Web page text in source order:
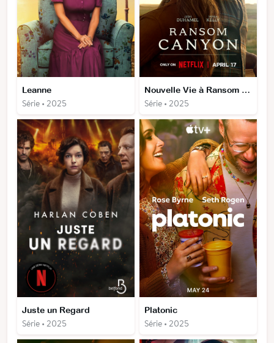
Leanne
Série • 2025
Nouvelle Vie à Ransom Canyon
Série • 2025
Juste un Regard
Série • 2025
Platonic
Série • 2025